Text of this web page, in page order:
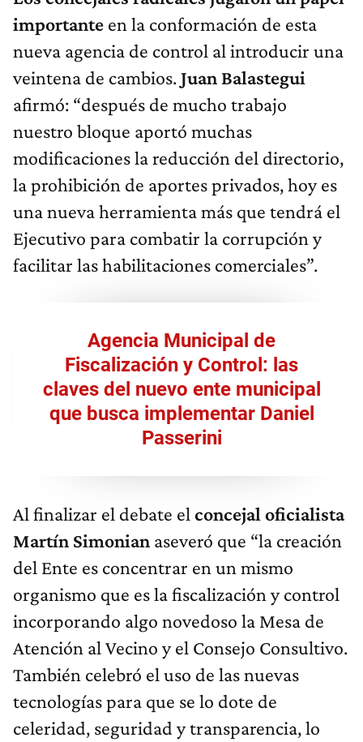
importante en la conformación de esta
nueva agencia de control al introducir una
veintena de cambios.Juan Balastegui
afirmó: “después de mucho trabajo
nuestro bloque aportó muchas
modificaciones la reducción del directorio,
la prohibición de aportes privados, hoy es
una nueva herramienta más que tendrá el
Ejecutivo para combatir la corrupción y
facilitar las habilitaciones comerciales”.
Agencia Municipal de
Fiscalización y Control: las
claves del nuevo ente municipal
que busca implementar Daniel
Passerini
Al finalizar el debate el concejal oficialista
Martín Simonian aseveró que “la creación
del Ente es concentrar en un mismo
organismo que es la fiscalización y control
incorporando algo novedoso la Mesa de
Atención al Vecino y el Consejo Consultivo.
También celebró el uso de las nuevas
tecnologías para que se lo dote de
celeridad, seguridad y transparencia, lo